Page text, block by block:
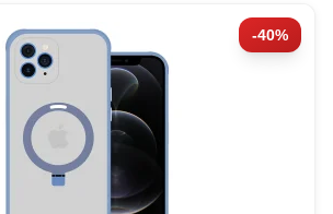
-40%